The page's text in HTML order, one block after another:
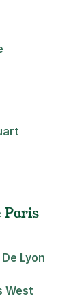
Paris
Lyon
West